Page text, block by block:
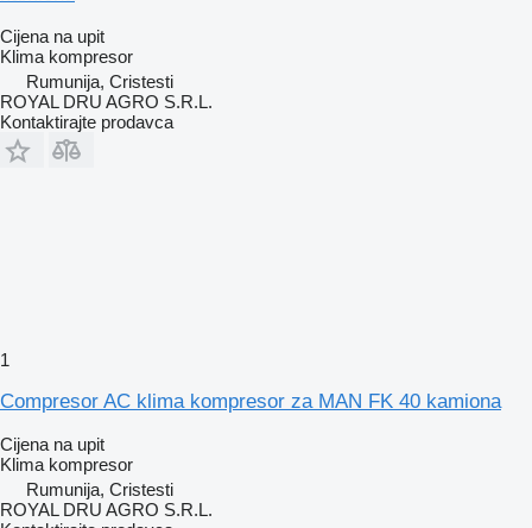
Cijena na upit
Klima kompresor
Rumunija, Cristesti
ROYAL DRU AGRO S.R.L.
Kontaktirajte prodavca
1
Compresor AC klima kompresor za MAN FK 40 kamiona
Cijena na upit
Klima kompresor
Rumunija, Cristesti
ROYAL DRU AGRO S.R.L.